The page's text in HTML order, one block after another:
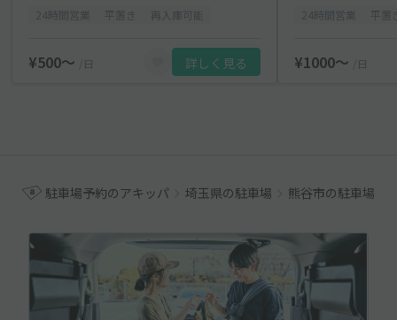
¥500〜 /日 詳しく見る ¥1000〜 /日
駐車場予約のアキッパ 埼玉県の駐車場 熊谷市の駐車場